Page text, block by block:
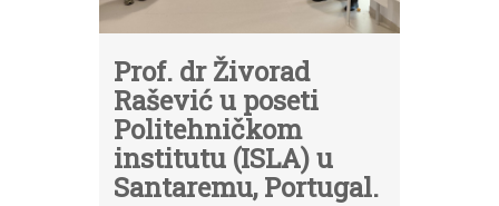
Prof. dr Živorad
Rašević u poseti
Politehničkom
institutu (ISLA) u
Santaremu, Portugal.